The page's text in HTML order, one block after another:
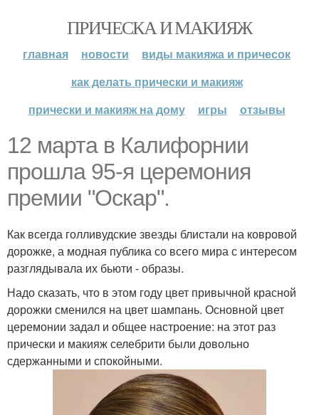
ПРИЧЕСКА И МАКИЯЖ
главная новости
виды макияжа и причесок
как делать прически и макияж
прически и макияж на дому
игры отзывы
12 марта в Калифорнии
прошла 95-я церемония
премии "Оскар".
Как всегда голливудские звезды блистали на ковровой
дорожке, а модная публика со всего мира с интересом
разглядывала их бьюти - образы.
Надо сказать, что в этом году цвет привычной красной
дорожки сменился на цвет шампань. Основной цвет
церемонии задал и общее настроение: на этот раз
прически и макияж селебрити были довольно
сдержанными и спокойными.